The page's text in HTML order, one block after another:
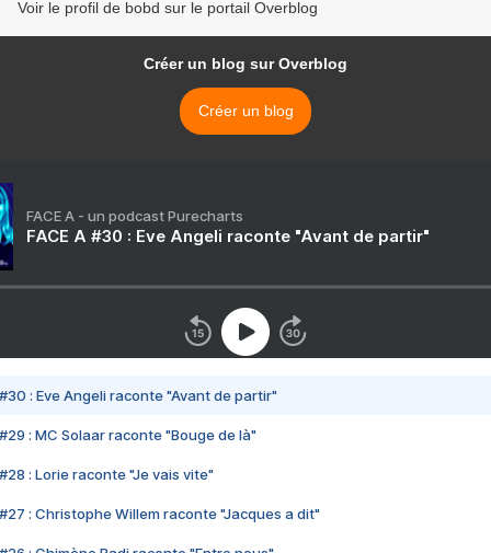
Voir le profil de bobd sur le portail Overblog
Créer un blog sur Overblog
Créer un blog
FACE A - un podcast Purecharts
FACE A #30 : Eve Angeli raconte "Avant de partir"
#30 : Eve Angeli raconte "Avant de partir"
#29 : MC Solaar raconte "Bouge de là"
#28 : Lorie raconte "Je vais vite"
#27 : Christophe Willem raconte "Jacques a dit"